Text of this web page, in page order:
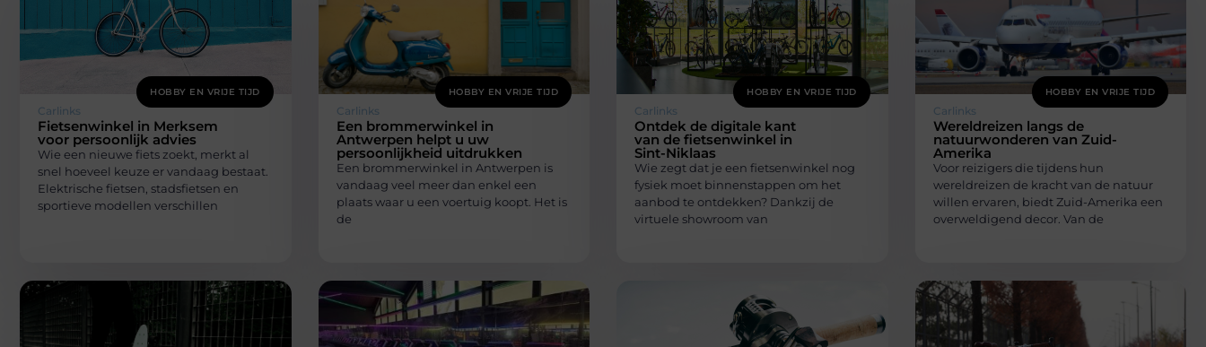
HOBBY EN VRIJE TIJD
Carlinks
Fietsenwinkel in Merksem
voor persoonlijk advies
Wie een nieuwe fiets zoekt, merkt al
snel hoeveel keuze er vandaag bestaat.
Elektrische fietsen, stadsfietsen en
sportieve modellen verschillen
HOBBY EN VRIJE TIJD
Carlinks
Een brommerwinkel in
Antwerpen helpt u uw
persoonlijkheid uitdrukken
Een brommerwinkel in Antwerpen is
vandaag veel meer dan enkel een
plaats waar u een voertuig koopt. Het is
de
HOBBY EN VRIJE TIJD
Carlinks
Ontdek de digitale kant
van de fietsenwinkel in
Sint-Niklaas
Wie zegt dat je een fietsenwinkel nog
fysiek moet binnenstappen om het
aanbod te ontdekken? Dankzij de
virtuele showroom van
HOBBY EN VRIJE TIJD
Carlinks
Wereldreizen langs de
natuurwonderen van Zuid-
Amerika
Voor reizigers die tijdens hun
wereldreizen de kracht van de natuur
willen ervaren, biedt Zuid-Amerika een
overweldigend decor. Van de